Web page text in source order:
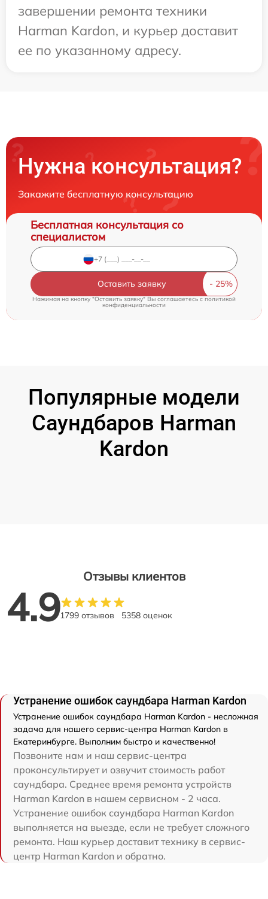
завершении ремонта техники
Harman Kardon, и курьер доставит
ее по указанному адресу.
Нужна консультация?
Закажите бесплатную консультацию
Бесплатная консультация со
специалистом
Оставить заявку
Нажимая на кнопку "Оставить заявку" Вы соглашаетесь cполитикой
конфиденциальности
Популярные модели
Саундбаров Harman
Kardon
Отзывы клиентов
4.91799 отзывов 5358 оценок
Устранение ошибок саундбара Harman Kardon
Устранение ошибок саундбара Harman Kardon - несложная
задача для нашего сервис-центра Harman Kardon в
Екатеринбурге. Выполним быстро и качественно!
Позвоните нам и наш сервис-центра
проконсультирует и озвучит стоимость работ
саундбара. Среднее время ремонта устройств
Harman Kardon в нашем сервисном - 2 часа.
Устранение ошибок саундбара Harman Kardon
выполняется на выезде, если не требует сложного
ремонта. Наш курьер доставит технику в сервис-
центр Harman Kardon и обратно.